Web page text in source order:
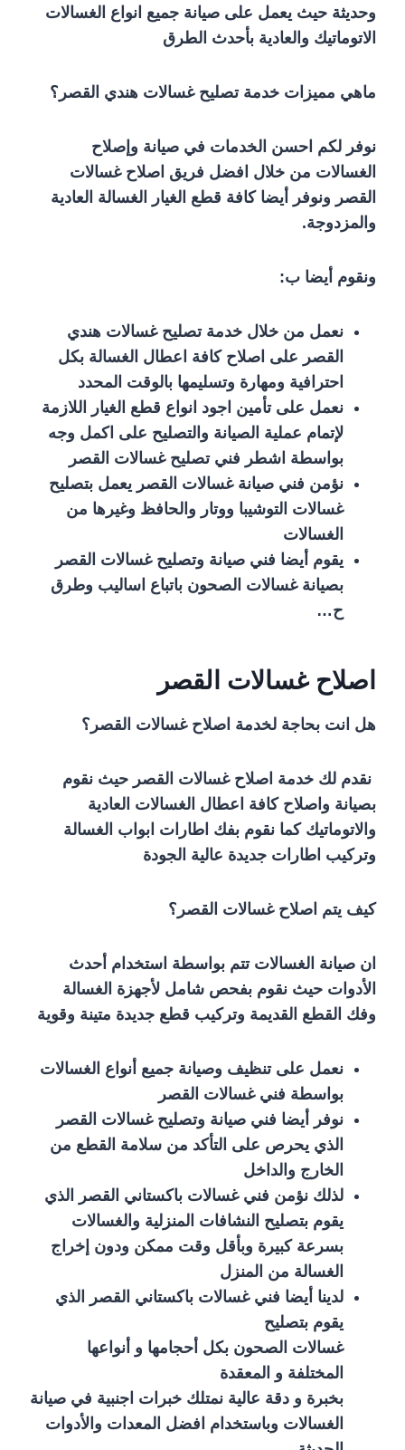
وحديثة حيث يعمل على صيانة جميع انواع الغسالات
الاتوماتيك والعادية بأحدث الطرق
ماهي مميزات خدمة تصليح غسالات هندي القصر؟
نوفر لكم احسن الخدمات في صيانة وإصلاح
الغسالات من خلال افضل فريق اصلاح غسالات
القصر ونوفر أيضا كافة قطع الغيار الغسالة العادية
والمزدوجة.
ونقوم أيضا ب:
نعمل من خلال خدمة تصليح غسالات هندي
القصر على اصلاح كافة اعطال الغسالة بكل
احترافية ومهارة وتسليمها بالوقت المحدد
نعمل على تأمين اجود انواع قطع الغيار اللازمة
لإتمام عملية الصيانة والتصليح على اكمل وجه
بواسطة اشطر فني تصليح غسالات القصر
نؤمن فني صيانة غسالات القصر يعمل بتصليح
غسالات التوشيبا ووتار والحافظ وغيرها من
الغسالات
يقوم أيضا فني صيانة وتصليح غسالات القصر
بصيانة غسالات الصحون باتباع اساليب وطرق
ح…
اصلاح غسالات القصر
هل انت بحاجة لخدمة اصلاح غسالات القصر؟
نقدم لك خدمة اصلاح غسالات القصر حيث نقوم
بصيانة واصلاح كافة اعطال الغسالات العادية
والاتوماتيك كما نقوم بفك اطارات ابواب الغسالة
وتركيب اطارات جديدة عالية الجودة
كيف يتم اصلاح غسالات القصر؟
ان صيانة الغسالات تتم بواسطة استخدام أحدث
الأدوات حيث نقوم بفحص شامل لأجهزة الغسالة
وفك القطع القديمة وتركيب قطع جديدة متينة وقوية
نعمل على تنظيف وصيانة جميع أنواع الغسالات
بواسطة فني غسالات القصر
نوفر أيضا فني صيانة وتصليح غسالات القصر
الذي يحرص على التأكد من سلامة القطع من
الخارج والداخل
لذلك نؤمن فني غسالات باكستاني القصر الذي
يقوم بتصليح النشافات المنزلية والغسالات
بسرعة كبيرة وبأقل وقت ممكن ودون إخراج
الغسالة من المنزل
لدينا أيضا فني غسالات باكستاني القصر الذي
يقوم بتصليح
غسالات الصحون بكل أحجامها و أنواعها
المختلفة و المعقدة
بخبرة و دقة عالية نمتلك خبرات اجنبية في صيانة
الغسالات وباستخدام افضل المعدات والأدوات